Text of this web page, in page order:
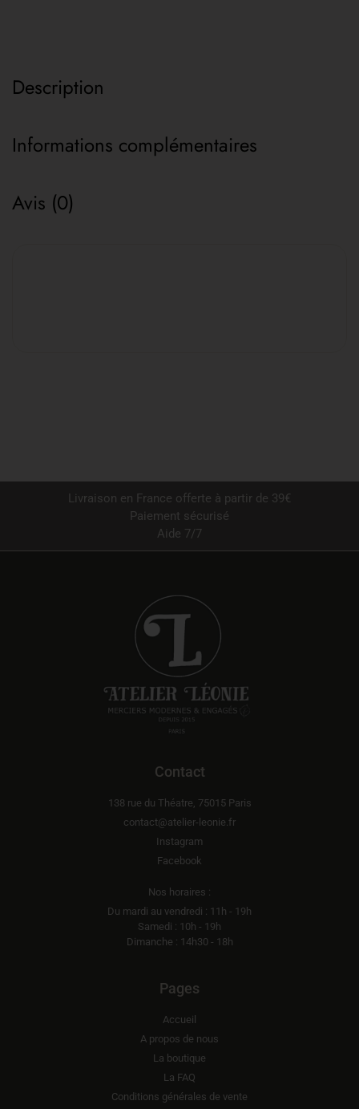
Description
Informations complémentaires
Avis (0)
Livraison en France offerte à partir de 39€
Paiement sécurisé
Aide 7/7
Contact
138 rue du Théatre, 75015 Paris
contact@atelier-leonie.fr
Instagram
Facebook
Nos horaires :
Du mardi au vendredi : 11h - 19h
Samedi : 10h - 19h
Dimanche : 14h30 - 18h
Pages
Accueil
A propos de nous
La boutique
La FAQ
Conditions générales de vente